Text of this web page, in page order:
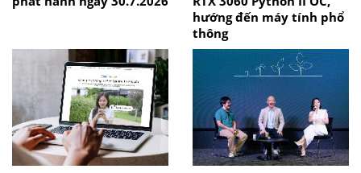
hướng đến máy tính phổ
thông